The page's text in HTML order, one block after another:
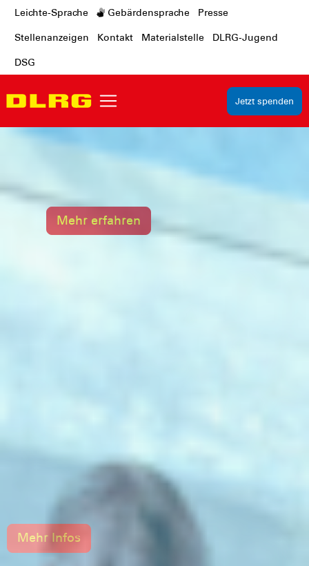
Leichte-Sprache Gebärdensprache Presse
Stellenanzeigen Kontakt Materialstelle DLRG-Jugend
DSG
Jetzt spenden
Mehr erfahren